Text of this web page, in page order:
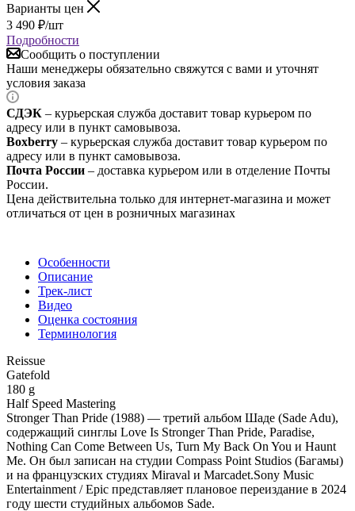
Варианты цен
3 490 ₽/шт
Подробности
Сообщить о поступлении
Наши менеджеры обязательно свяжутся с вами и уточнят
условия заказа
СДЭК – курьерская служба доставит товар курьером по
адресу или в пункт самовывоза.
Boxberry – курьерская служба доставит товар курьером по
адресу или в пункт самовывоза.
Почта России – доставка курьером или в отделение Почты
России.
Цена действительна только для интернет-магазина и может
отличаться от цен в розничных магазинах
Особенности
Описание
Трек-лист
Видео
Оценка состояния
Терминология
Reissue
Gatefold
180 g
Half Speed Mastering
Stronger Than Pride (1988) — третий альбом Шаде (Sade Adu),
содержащий синглы Love Is Stronger Than Pride, Paradise,
Nothing Can Come Between Us, Turn My Back On You и Haunt
Me. Он был записан на студии Compass Point Studios (Багамы)
и на французских студиях Miraval и Marcadet.Sony Music
Entertainment / Epic представляет плановое переиздание в 2024
году шести студийных альбомов Sade.